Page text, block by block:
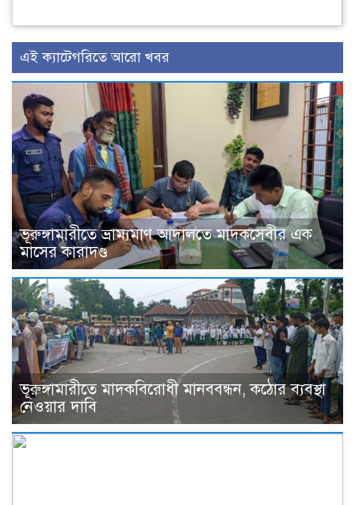
এই ক্যাটেগরিতে আরো খবর
ভূরুঙ্গামারীতে ভ্রাম্যমাণ আদালতে মাদকসেবীর এক
মাসের কারাদণ্ড
ভূরুঙ্গামারীতে মাদকবিরোধী মানববন্ধন, কঠোর ব্যবস্থা
নেওয়ার দাবি